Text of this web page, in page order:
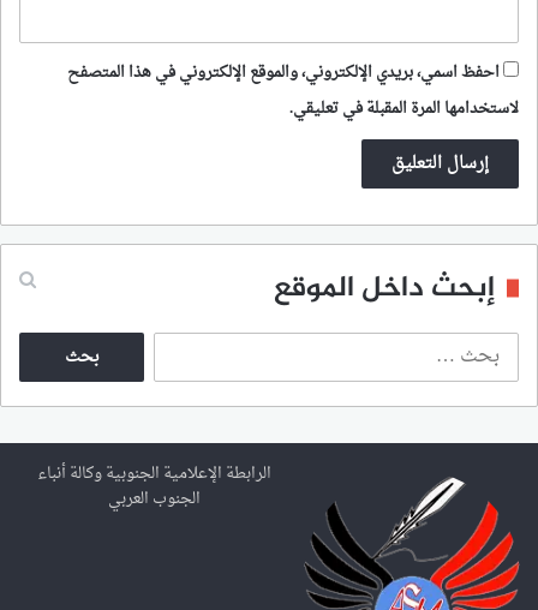
احفظ اسمي، بريدي الإلكتروني، والموقع الإلكتروني في هذا المتصفح
لاستخدامها المرة المقبلة في تعليقي.
إبحث داخل الموقع
ث
ع
ن
الرابطة الإعلامية الجنوبية وكالة أنباء
الجنوب العربي